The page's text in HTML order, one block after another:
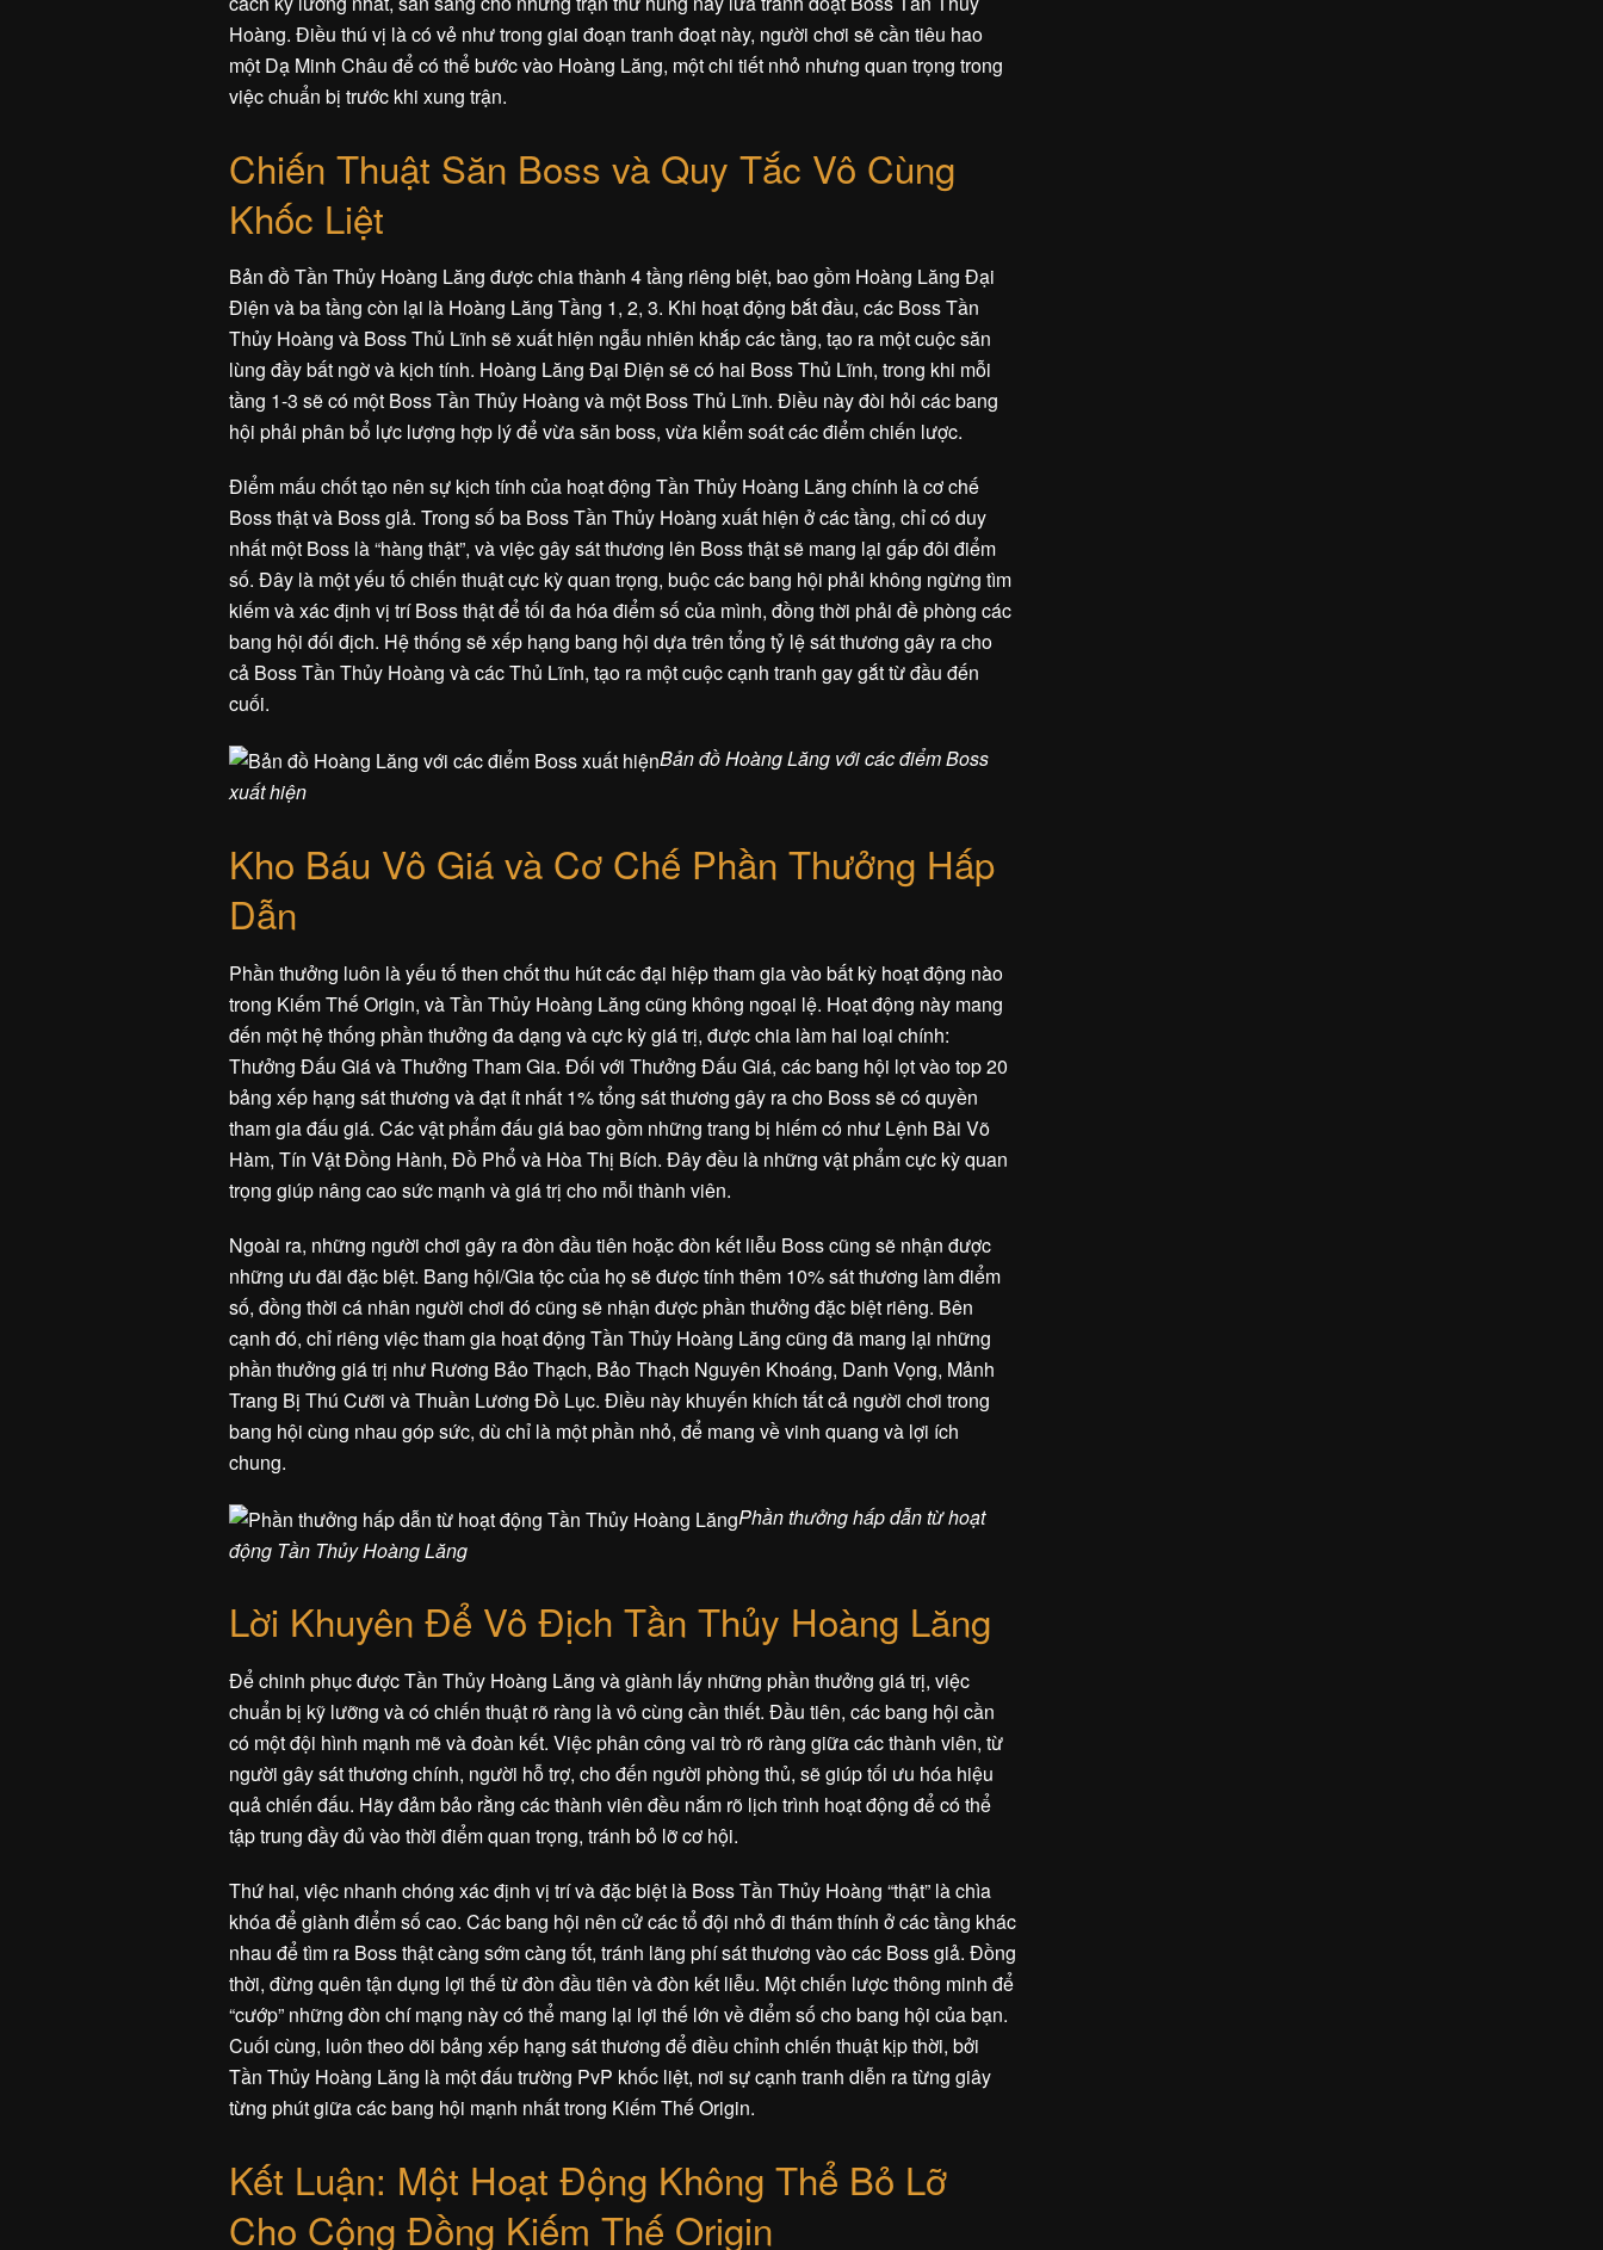
Hoàng. Điều thú vị là có vẻ như trong giai đoạn tranh đoạt này, người chơi sẽ cần tiêu hao
một Dạ Minh Châu để có thể bước vào Hoàng Lăng, một chi tiết nhỏ nhưng quan trọng trong
việc chuẩn bị trước khi xung trận.
Chiến Thuật Săn Boss và Quy Tắc Vô Cùng
Khốc Liệt
Bản đồ Tần Thủy Hoàng Lăng được chia thành 4 tầng riêng biệt, bao gồm Hoàng Lăng Đại
Điện và ba tầng còn lại là Hoàng Lăng Tầng 1, 2, 3. Khi hoạt động bắt đầu, các Boss Tần
Thủy Hoàng và Boss Thủ Lĩnh sẽ xuất hiện ngẫu nhiên khắp các tầng, tạo ra một cuộc săn
lùng đầy bất ngờ và kịch tính. Hoàng Lăng Đại Điện sẽ có hai Boss Thủ Lĩnh, trong khi mỗi
tầng 1-3 sẽ có một Boss Tần Thủy Hoàng và một Boss Thủ Lĩnh. Điều này đòi hỏi các bang
hội phải phân bổ lực lượng hợp lý để vừa săn boss, vừa kiểm soát các điểm chiến lược.
Điểm mấu chốt tạo nên sự kịch tính của hoạt động Tần Thủy Hoàng Lăng chính là cơ chế
Boss thật và Boss giả. Trong số ba Boss Tần Thủy Hoàng xuất hiện ở các tầng, chỉ có duy
nhất một Boss là “hàng thật”, và việc gây sát thương lên Boss thật sẽ mang lại gấp đôi điểm
số. Đây là một yếu tố chiến thuật cực kỳ quan trọng, buộc các bang hội phải không ngừng tìm
kiếm và xác định vị trí Boss thật để tối đa hóa điểm số của mình, đồng thời phải đề phòng các
bang hội đối địch. Hệ thống sẽ xếp hạng bang hội dựa trên tổng tỷ lệ sát thương gây ra cho
cả Boss Tần Thủy Hoàng và các Thủ Lĩnh, tạo ra một cuộc cạnh tranh gay gắt từ đầu đến
cuối.
Bản đồ Hoàng Lăng với các điểm Boss
xuất hiện
Kho Báu Vô Giá và Cơ Chế Phần Thưởng Hấp
Dẫn
Phần thưởng luôn là yếu tố then chốt thu hút các đại hiệp tham gia vào bất kỳ hoạt động nào
trong Kiếm Thế Origin, và Tần Thủy Hoàng Lăng cũng không ngoại lệ. Hoạt động này mang
đến một hệ thống phần thưởng đa dạng và cực kỳ giá trị, được chia làm hai loại chính:
Thưởng Đấu Giá và Thưởng Tham Gia. Đối với Thưởng Đấu Giá, các bang hội lọt vào top 20
bảng xếp hạng sát thương và đạt ít nhất 1% tổng sát thương gây ra cho Boss sẽ có quyền
tham gia đấu giá. Các vật phẩm đấu giá bao gồm những trang bị hiếm có như Lệnh Bài Võ
Hàm, Tín Vật Đồng Hành, Đồ Phổ và Hòa Thị Bích. Đây đều là những vật phẩm cực kỳ quan
trọng giúp nâng cao sức mạnh và giá trị cho mỗi thành viên.
Ngoài ra, những người chơi gây ra đòn đầu tiên hoặc đòn kết liễu Boss cũng sẽ nhận được
những ưu đãi đặc biệt. Bang hội/Gia tộc của họ sẽ được tính thêm 10% sát thương làm điểm
số, đồng thời cá nhân người chơi đó cũng sẽ nhận được phần thưởng đặc biệt riêng. Bên
cạnh đó, chỉ riêng việc tham gia hoạt động Tần Thủy Hoàng Lăng cũng đã mang lại những
phần thưởng giá trị như Rương Bảo Thạch, Bảo Thạch Nguyên Khoáng, Danh Vọng, Mảnh
Trang Bị Thú Cưỡi và Thuần Lương Đồ Lục. Điều này khuyến khích tất cả người chơi trong
bang hội cùng nhau góp sức, dù chỉ là một phần nhỏ, để mang về vinh quang và lợi ích
chung.
Phần thưởng hấp dẫn từ hoạt
động Tần Thủy Hoàng Lăng
Lời Khuyên Để Vô Địch Tần Thủy Hoàng Lăng
Để chinh phục được Tần Thủy Hoàng Lăng và giành lấy những phần thưởng giá trị, việc
chuẩn bị kỹ lưỡng và có chiến thuật rõ ràng là vô cùng cần thiết. Đầu tiên, các bang hội cần
có một đội hình mạnh mẽ và đoàn kết. Việc phân công vai trò rõ ràng giữa các thành viên, từ
người gây sát thương chính, người hỗ trợ, cho đến người phòng thủ, sẽ giúp tối ưu hóa hiệu
quả chiến đấu. Hãy đảm bảo rằng các thành viên đều nắm rõ lịch trình hoạt động để có thể
tập trung đầy đủ vào thời điểm quan trọng, tránh bỏ lỡ cơ hội.
Thứ hai, việc nhanh chóng xác định vị trí và đặc biệt là Boss Tần Thủy Hoàng “thật” là chìa
khóa để giành điểm số cao. Các bang hội nên cử các tổ đội nhỏ đi thám thính ở các tầng khác
nhau để tìm ra Boss thật càng sớm càng tốt, tránh lãng phí sát thương vào các Boss giả. Đồng
thời, đừng quên tận dụng lợi thế từ đòn đầu tiên và đòn kết liễu. Một chiến lược thông minh để
“cướp” những đòn chí mạng này có thể mang lại lợi thế lớn về điểm số cho bang hội của bạn.
Cuối cùng, luôn theo dõi bảng xếp hạng sát thương để điều chỉnh chiến thuật kịp thời, bởi
Tần Thủy Hoàng Lăng là một đấu trường PvP khốc liệt, nơi sự cạnh tranh diễn ra từng giây
từng phút giữa các bang hội mạnh nhất trong Kiếm Thế Origin.
Kết Luận: Một Hoạt Động Không Thể Bỏ Lỡ
Cho Cộng Đồng Kiếm Thế Origin